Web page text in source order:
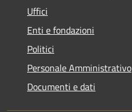
Uffici
Enti e fondazioni
Politici
Personale Amministrativo
Documenti e dati